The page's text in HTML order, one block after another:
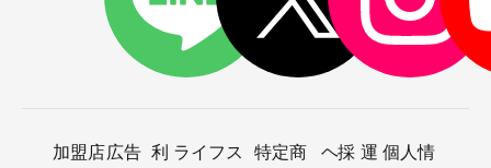
加盟店広告 利 ライフス
特定商
ヘ採 運 個人情